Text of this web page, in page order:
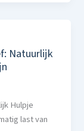
Natuurlijk
Hulpje
last van